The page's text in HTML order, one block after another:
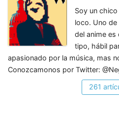
Soy un
loco. Uno
del anime
tipo, hábil
apasionado por la música, mas
Conozcamonos por Twitter:
261